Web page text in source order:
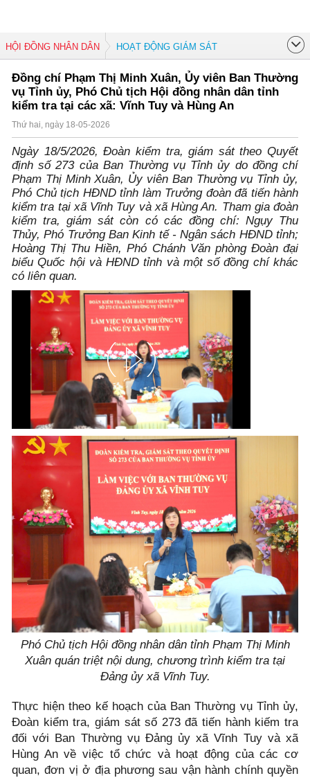
HỘI ĐỒNG NHÂN DÂN HOẠT ĐỘNG GIÁM SÁT
Đồng chí Phạm Thị Minh Xuân, Ủy viên Ban Thường
vụ Tỉnh ủy, Phó Chủ tịch Hội đồng nhân dân tỉnh
kiểm tra tại các xã: Vĩnh Tuy và Hùng An
Thứ hai, ngày 18-05-2026
Ngày 18/5/2026, Đoàn kiểm tra, giám sát theo Quyết
định số 273 của Ban Thường vụ Tỉnh ủy do đồng chí
Phạm Thị Minh Xuân, Ủy viên Ban Thường vụ Tỉnh ủy,
Phó Chủ tịch HĐND tỉnh làm Trưởng đoàn đã tiến hành
kiểm tra tại xã Vĩnh Tuy và xã Hùng An. Tham gia đoàn
kiểm tra, giám sát còn có các đồng chí: Ngụy Thu
Thủy, Phó Trưởng Ban Kinh tế - Ngân sách HĐND tỉnh;
Hoàng Thị Thu Hiền, Phó Chánh Văn phòng Đoàn đại
biểu Quốc hội và HĐND tỉnh và một số đồng chí khác
có liên quan.
Phó Chủ tịch Hội đồng nhân dân tỉnh Phạm Thị Minh
Xuân quán triệt nội dung, chương trình kiểm tra tại
Đảng ủy xã Vĩnh Tuy.
Thực hiện theo kế hoạch của Ban Thường vụ Tỉnh ủy,
Đoàn kiểm tra, giám sát số 273 đã tiến hành kiếm tra
đối với Ban Thường vụ Đảng ủy xã Vĩnh Tuy và xã
Hùng An về việc tổ chức và hoạt động của các cơ
quan, đơn vị ở địa phương sau vận hành chính quyền